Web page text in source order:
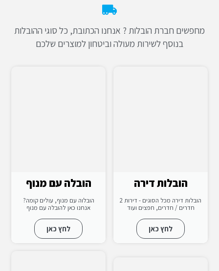
מחפשים חברת הובלות ? אנחנו הכתובת, כל סוגי ההובלות
בנוסף לשירות מעולה וביטחון למוצרים שלכם
הובלות דירה
הובלות דירה מכל הסוגים - דירות 2
חדרים / חדרים, חפצים ועוד
לחץ כאן
הובלה עם מנוף
הובלוה עם מנוף, עולים קומה?
אנחנו כאן להובלה עם מנוף
לחץ כאן